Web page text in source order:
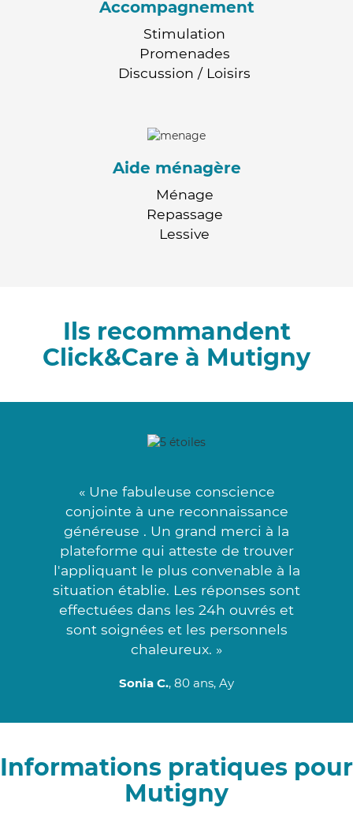
Accompagnement
Stimulation
Promenades
Discussion / Loisirs
Aide ménagère
Ménage
Repassage
Lessive
Ils recommandent
Click&Care à Mutigny
« Une fabuleuse conscience
conjointe à une reconnaissance
généreuse . Un grand merci à la
plateforme qui atteste de trouver
l'appliquant le plus convenable à la
situation établie. Les réponses sont
effectuées dans les 24h ouvrés et
sont soignées et les personnels
chaleureux. »
Sonia C., 80 ans, Ay
Informations pratiques pour
Mutigny